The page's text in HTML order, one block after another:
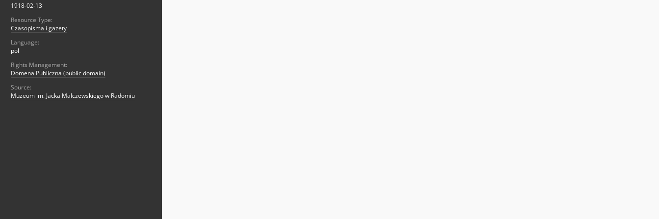
1918-02-13
Resource Type:
Czasopisma i gazety
Language:
pol
Rights Management:
Domena Publiczna (public domain)
Source:
Muzeum im. Jacka Malczewskiego w Radomiu